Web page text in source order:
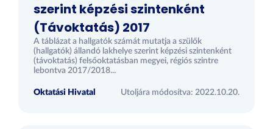
szerint képzési szintenként
(Távoktatás) 2017
A táblázat a hallgatók számát mutatja a szülők
(hallgatók) állandó lakhelye szerint képzési szintenként
(távoktatás) felsőoktatásban megyei, régiós szintre
lebontva 2017/2018...
Oktatási Hivatal Utoljára módosítva: 2022.10.20.